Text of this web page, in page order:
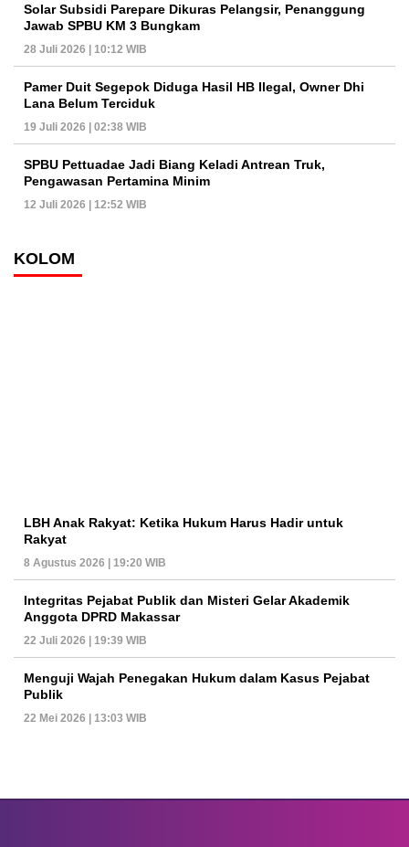
Solar Subsidi Parepare Dikuras Pelangsir, Penanggung
Jawab SPBU KM 3 Bungkam
28 Juli 2026 | 10:12 WIB
Pamer Duit Segepok Diduga Hasil HB Ilegal, Owner Dhi
Lana Belum Terciduk
19 Juli 2026 | 02:38 WIB
SPBU Pettuadae Jadi Biang Keladi Antrean Truk,
Pengawasan Pertamina Minim
12 Juli 2026 | 12:52 WIB
KOLOM
LBH Anak Rakyat: Ketika Hukum Harus Hadir untuk
Rakyat
8 Agustus 2026 | 19:20 WIB
Integritas Pejabat Publik dan Misteri Gelar Akademik
Anggota DPRD Makassar
22 Juli 2026 | 19:39 WIB
Menguji Wajah Penegakan Hukum dalam Kasus Pejabat
Publik
22 Mei 2026 | 13:03 WIB